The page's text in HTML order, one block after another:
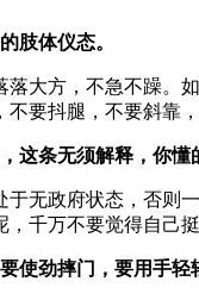
肢体仪态。
大方，不急不躁。
要抖腿，不要斜靠
这条无须解释，你懂
于无政府状态，否则
千万不要觉得自己
使劲摔门，要用手轻